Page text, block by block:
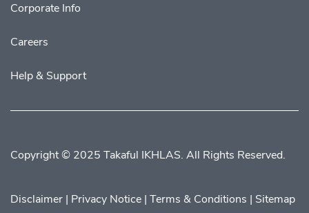
Corporate Info
Careers
Help & Support
Copyright © 2025 Takaful IKHLAS. All Rights Reserved.
Disclaimer | Privacy Notice | Terms & Conditions | Sitemap